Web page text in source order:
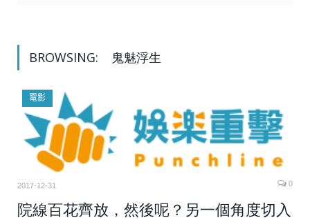
BROWSING: 鬼魅浮生
電影
2017-12-31 0
院線百花齊放，然後呢？另一個角度切入